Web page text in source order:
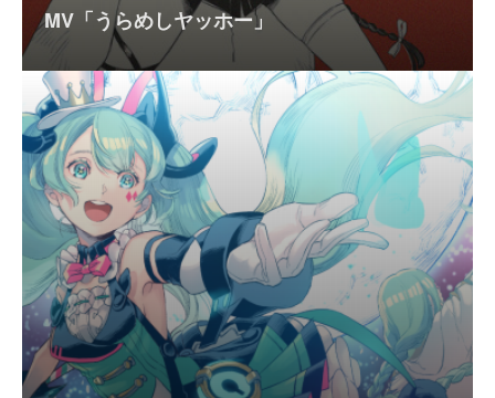
MV「うらめしヤッホー」